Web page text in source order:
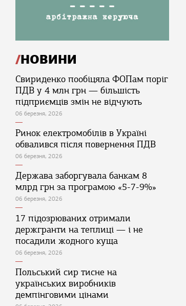
НОВИНИ
Свириденко пообіцяла ФОПам поріг
ПДВ у 4 млн грн — більшість
підприємців змін не відчують
06 березня, 2026
Ринок електромобілів в Україні
обвалився після повернення ПДВ
06 березня, 2026
Держава заборгувала банкам 8
млрд грн за програмою «5-7-9%»
06 березня, 2026
17 підозрюваних отримали
держгранти на теплиці — і не
посадили жодного куща
06 березня, 2026
Польський сир тисне на
українських виробників
демпінговими цінами